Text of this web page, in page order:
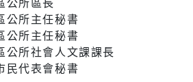
公所區長
公所主任秘書
公所主任秘書
公所社會人文課課長
民代表會秘書